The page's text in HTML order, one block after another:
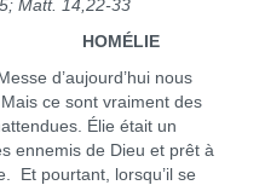
Matt. 14,22-33
d’aujourd’hui nous
ce sont vraiment des
Élie était un
ennemis de Dieu et prêt à
Et pourtant, lorsqu’il se